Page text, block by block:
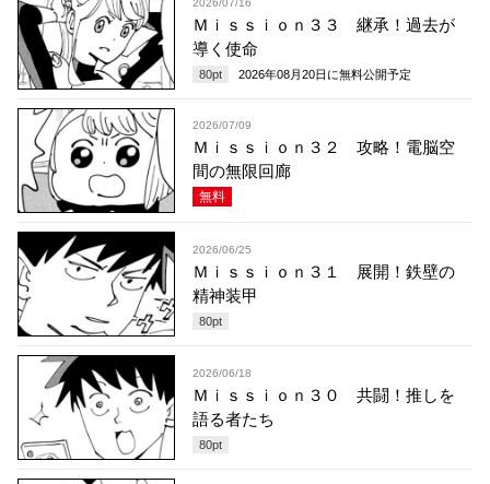
2026/07/16
Ｍｉｓｓｉｏｎ３３ 継承！過去が
導く使命
80pt 2026年08月20日 に無料公開予定
2026/07/09
Ｍｉｓｓｉｏｎ３２ 攻略！電脳空
間の無限回廊
無料
2026/06/25
Ｍｉｓｓｉｏｎ３１ 展開！鉄壁の
精神装甲
80pt
2026/06/18
Ｍｉｓｓｉｏｎ３０ 共闘！推しを
語る者たち
80pt